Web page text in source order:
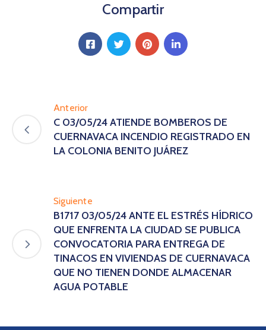
Compartir
Anterior
C 03/05/24 ATIENDE BOMBEROS DE
CUERNAVACA INCENDIO REGISTRADO EN
LA COLONIA BENITO JUÁREZ
Siguiente
B1717 03/05/24 ANTE EL ESTRÉS HÍDRICO
QUE ENFRENTA LA CIUDAD SE PUBLICA
CONVOCATORIA PARA ENTREGA DE
TINACOS EN VIVIENDAS DE CUERNAVACA
QUE NO TIENEN DONDE ALMACENAR
AGUA POTABLE